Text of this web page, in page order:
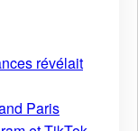
révélait
Paris